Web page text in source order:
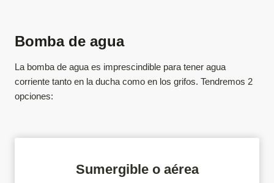
Bomba de agua
La bomba de agua es imprescindible para tener agua
corriente tanto en la ducha como en los grifos. Tendremos 2
opciones:
Sumergible o aérea